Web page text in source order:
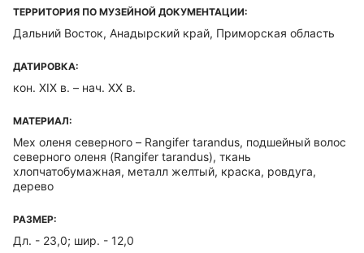
ТЕРРИТОРИЯ ПО МУЗЕЙНОЙ ДОКУМЕНТАЦИИ:
Дальний Восток, Анадырский край, Приморская область
ДАТИРОВКА:
кон. XIX в. – нач. XX в.
МАТЕРИАЛ:
Мех оленя северного – Rangifer tarandus, подшейный волос
северного оленя (Rangifer tarandus), ткань
хлопчатобумажная, металл желтый, краска, ровдуга,
дерево
РАЗМЕР:
Дл. - 23,0; шир. - 12,0